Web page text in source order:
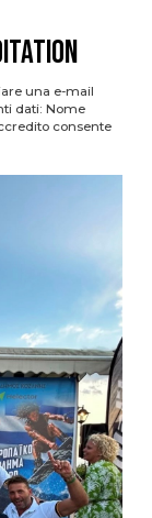
una e-mail
dati: Nome
consente